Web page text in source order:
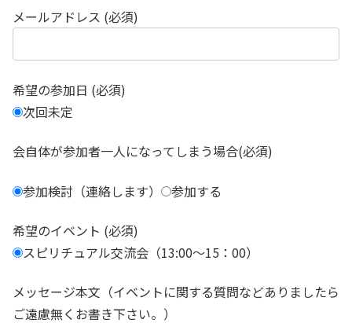
メールアドレス (必須)
希望の参加日 (必須)
次回未定
会自体が参加者一人になってしまう場合(必須)
参加検討（連絡します） 参加する
希望のイベント (必須)
スピリチュアル交流会（13:00～15：00）
メッセージ本文（イベントに関する質問などありましたら
ご遠慮無くお書き下さい。）